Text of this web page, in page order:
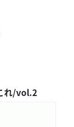
れ/vol.2